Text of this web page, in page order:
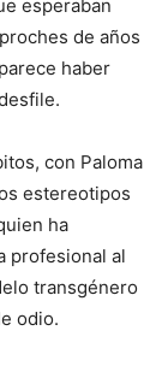
esperaban
de años
haber
con Paloma
estereotipos
ha
profesional al
transgénero
odio.